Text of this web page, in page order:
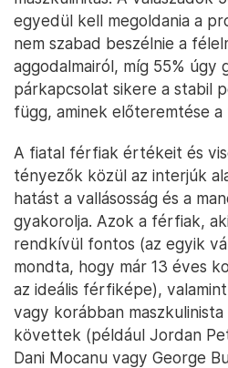
egyedül kell megoldania a
nem szabad beszélnie a
aggodalmairól, míg 55% úgy
párkapcsolat sikere a stabil
függ, aminek előteremtése
A fiatal férfiak értékeit és
tényezők közül az interjúk
hatást a vallásosság és a
gyakorolja. Azok a férfiak,
rendkívül fontos (az egyik
mondta, hogy már 13 éves
az ideális férfiképe),
vagy korábban
követtek (például Jordan
Dani Mocanu vagy George